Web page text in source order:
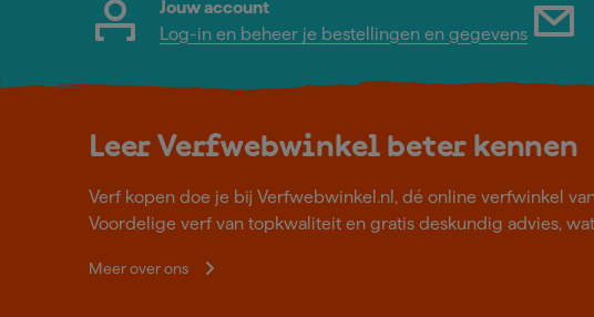
Jouw account
Log-in en beheer je bestellingen en gegevens
Leer Verfwebwinkel beter kennen
Verf kopen doe je bij Verfwebwinkel.nl, dé online verfwinkel
Voordelige verf van topkwaliteit en gratis deskundig advies,
Meer over ons